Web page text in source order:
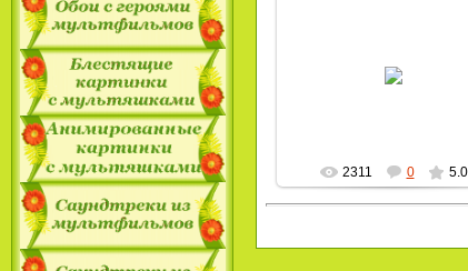
2311 0 5.0